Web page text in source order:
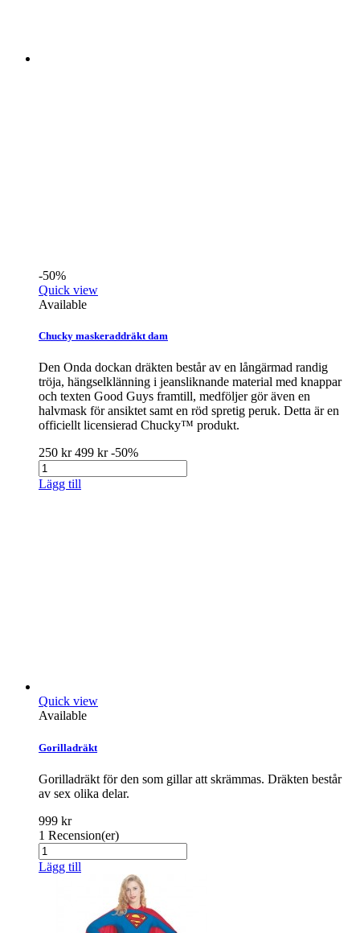
-50%
Quick view
Available
Chucky maskeraddräkt dam
Den Onda dockan dräkten består av en långärmad randig
tröja, hängselklänning i jeansliknande material med knappar
och texten Good Guys framtill, medföljer gör även en
halvmask för ansiktet samt en röd spretig peruk. Detta är en
officiellt licensierad Chucky™ produkt.
250 kr499 kr-50%
Lägg till
Quick view
Available
Gorilladräkt
Gorilladräkt för den som gillar att skrämmas. Dräkten består
av sex olika delar.
999 kr
1 Recension(er)
Lägg till